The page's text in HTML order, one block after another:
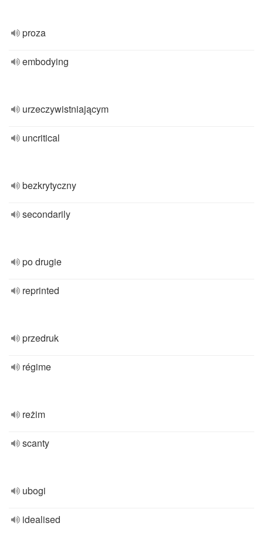
proza
embodying
urzeczywistniającym
uncritical
bezkrytyczny
secondarily
po drugie
reprinted
przedruk
régime
reżim
scanty
ubogi
idealised